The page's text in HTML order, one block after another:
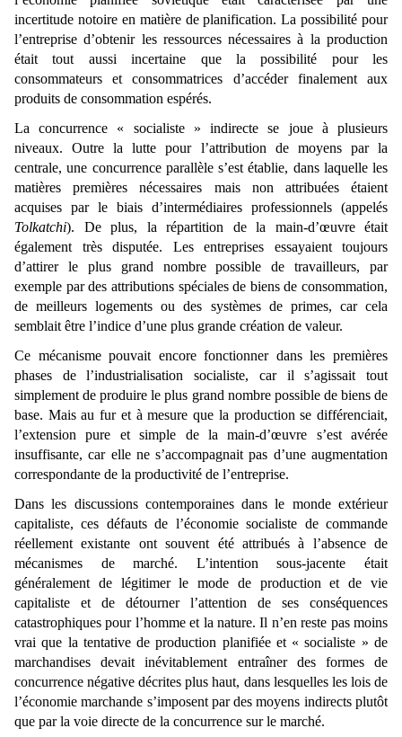
incertitude notoire en matière de planification. La possibilité pour
l’entreprise d’obtenir les ressources nécessaires à la production
était tout aussi incertaine que la possibilité pour les
consommateurs et consommatrices d’accéder finalement aux
produits de consommation espérés.
La concurrence « socialiste » indirecte se joue à plusieurs
niveaux. Outre la lutte pour l’attribution de moyens par la
centrale, une concurrence parallèle s’est établie, dans laquelle les
matières premières nécessaires mais non attribuées étaient
acquises par le biais d’intermédiaires professionnels (appelés
Tolkatchi). De plus, la répartition de la main-d’œuvre était
également très disputée. Les entreprises essayaient toujours
d’attirer le plus grand nombre possible de travailleurs, par
exemple par des attributions spéciales de biens de consommation,
de meilleurs logements ou des systèmes de primes, car cela
semblait être l’indice d’une plus grande création de valeur.
Ce mécanisme pouvait encore fonctionner dans les premières
phases de l’industrialisation socialiste, car il s’agissait tout
simplement de produire le plus grand nombre possible de biens de
base. Mais au fur et à mesure que la production se différenciait,
l’extension pure et simple de la main-d’œuvre s’est avérée
insuffisante, car elle ne s’accompagnait pas d’une augmentation
correspondante de la productivité de l’entreprise.
Dans les discussions contemporaines dans le monde extérieur
capitaliste, ces défauts de l’économie socialiste de commande
réellement existante ont souvent été attribués à l’absence de
mécanismes de marché. L’intention sous-jacente était
généralement de légitimer le mode de production et de vie
capitaliste et de détourner l’attention de ses conséquences
catastrophiques pour l’homme et la nature. Il n’en reste pas moins
vrai que la tentative de production planifiée et « socialiste » de
marchandises devait inévitablement entraîner des formes de
concurrence négative décrites plus haut, dans lesquelles les lois de
l’économie marchande s’imposent par des moyens indirects plutôt
que par la voie directe de la concurrence sur le marché.